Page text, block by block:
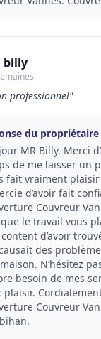
billy
professionnel"
du propriétaire
MR Billy. Merci
de me laisser un
fait vraiment plaisir
d’avoir fait
Couvreur
le travail vous
d’avoir
des
N’hésitez
besoin de mes
plaisir.
Couvreur